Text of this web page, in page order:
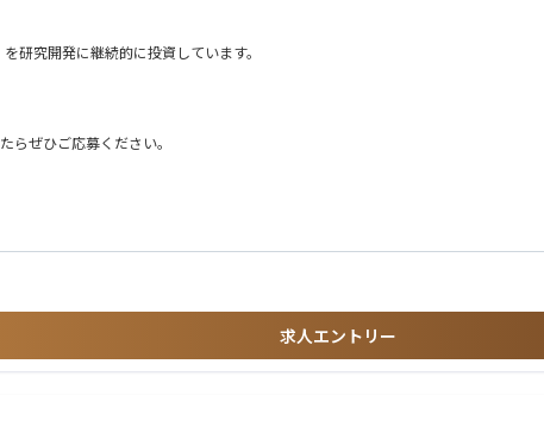
研究開発に継続的に投資しています。
促し、仕様決定後の変更を管理する
界の主要半導体メーカーからも評価を受けており、半導体エッチング装置におい
ソリューションを提供できる「最先端の技術力」に加えて、ボーダレスに連携す
指す事で、数々の最先端技術やイノベーションを生み出してきました。日本の半
らぜひご応募ください。
コミュニケーションをとれる方
求人エントリー